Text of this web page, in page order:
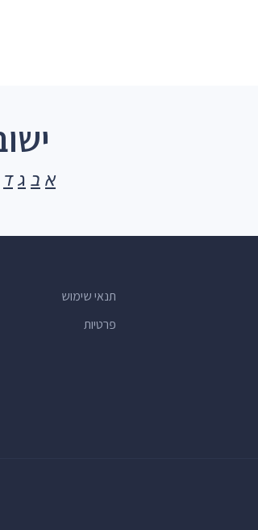
א ב ג ד
תנאי שימוש
פרטיות